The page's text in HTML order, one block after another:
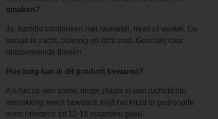
smaken?
Ja, kamille combineert met lavendel, munt of venkel. De
smaak is zacht, bloemig en licht zoet. Geschikt voor
ontspannende theeën.
Hoe lang kan ik dit product bewaren?
Als het op een koele, droge plaats in een luchtdichte
verpakking wordt bewaard, blijft het kruid in gedroogde
vorm minstens tot 12-18 maanden goed.